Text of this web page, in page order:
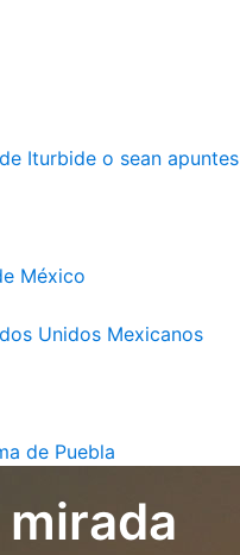
Iturbide o sean apuntes
México
Unidos Mexicanos
de Puebla